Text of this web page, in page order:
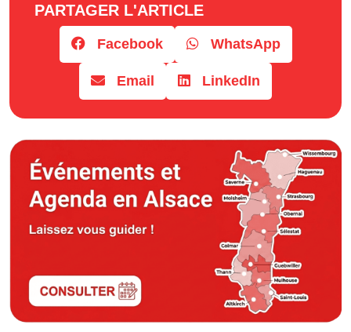
PARTAGER L'ARTICLE
Facebook WhatsApp
Email LinkedIn